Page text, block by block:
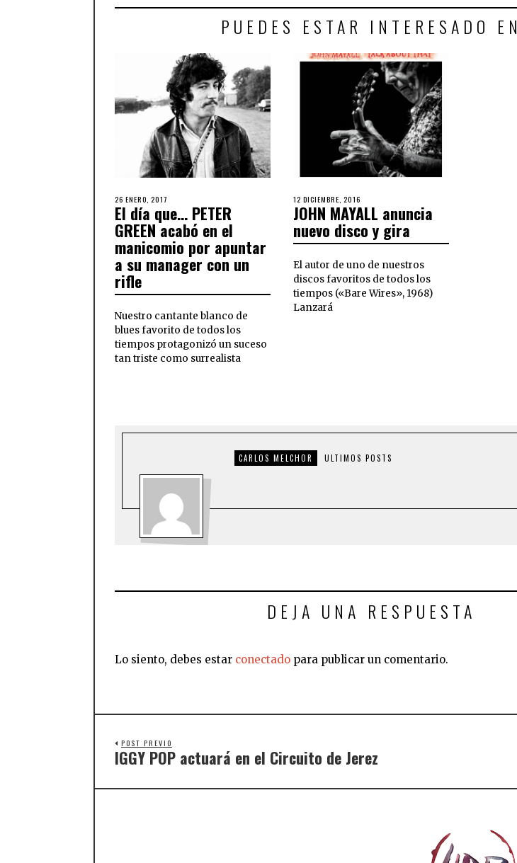
PUEDES ESTAR INTERESADO EN
26 ENERO, 2017
El día que… PETER
GREEN acabó en el
manicomio por apuntar
a su manager con un
rifle
Nuestro cantante blanco de
blues favorito de todos los
tiempos protagonizó un suceso
tan triste como surrealista
12 DICIEMBRE, 2016
JOHN MAYALL anuncia
nuevo disco y gira
El autor de uno de nuestros
discos favoritos de todos los
tiempos («Bare Wires», 1968)
Lanzará
CARLOS MELCHOR ULTIMOS POSTS
DEJA UNA RESPUESTA
Lo siento, debes estar conectado para publicar un comentario.
POST PREVIO
IGGY POP actuará en el Circuito de Jerez